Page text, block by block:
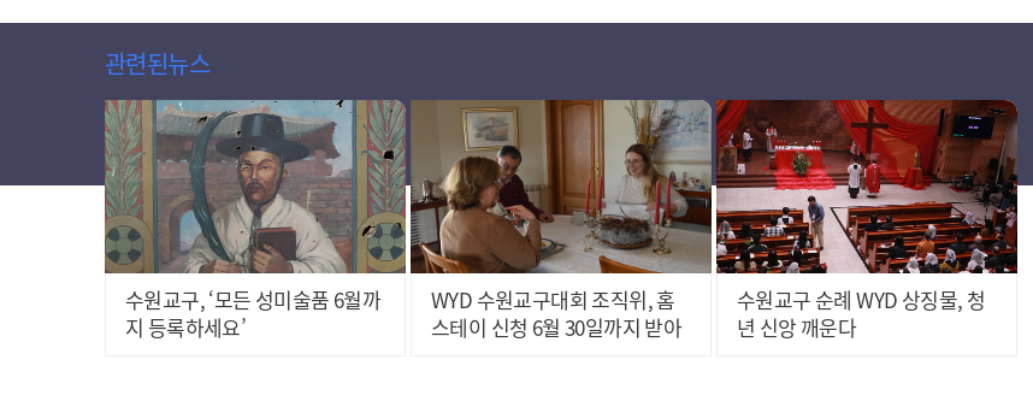
관련된뉴스
수원교구, ‘모든 성미술품 6월까
지 등록하세요’
WYD 수원교구대회 조직위, 홈
스테이 신청 6월 30일까지 받아
수원교구 순례 WYD 상징물, 청
년 신앙 깨운다